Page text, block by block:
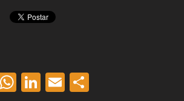
W Li
E